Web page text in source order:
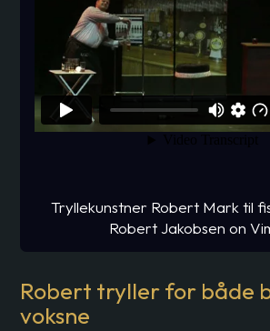
Tryllekunstner Robert Mark til
Robert Jakobsen on
Robert tryller for både
voksne